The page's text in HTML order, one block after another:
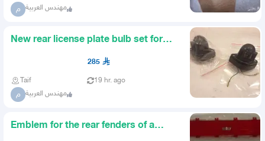
م مهندس العربية
New rear license plate bulb set for
285
Taif 19 hr. ago
م مهندس العربية
Emblem for the rear fenders of a